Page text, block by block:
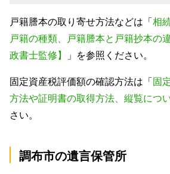
戸籍謄本の取り寄せ方法などは「 相
戸籍の種類、戸籍謄本と戸籍抄本の
政書士監修】
」を参照ください。
固定資産税評価額の確認方法は「 固
方法や証明書の取得方法、縦覧につ
さい。
調布市の遺言保管所